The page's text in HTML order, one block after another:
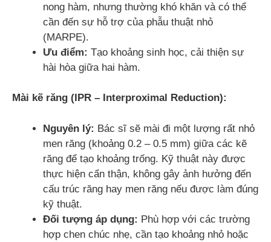
nong hàm, nhưng thường khó khăn và có thể
cần đến sự hỗ trợ của phẫu thuật nhỏ
(MARPE).
Ưu điểm: Tạo khoảng sinh học, cải thiện sự
hài hòa giữa hai hàm.
Mài kẽ răng (IPR – Interproximal Reduction):
Nguyên lý: Bác sĩ sẽ mài đi một lượng rất nhỏ
men răng (khoảng 0.2 – 0.5 mm) giữa các kẽ
răng để tạo khoảng trống. Kỹ thuật này được
thực hiện cẩn thận, không gây ảnh hưởng đến
cấu trúc răng hay men răng nếu được làm đúng
kỹ thuật.
Đối tượng áp dụng: Phù hợp với các trường
hợp chen chúc nhẹ, cần tạo khoảng nhỏ hoặc